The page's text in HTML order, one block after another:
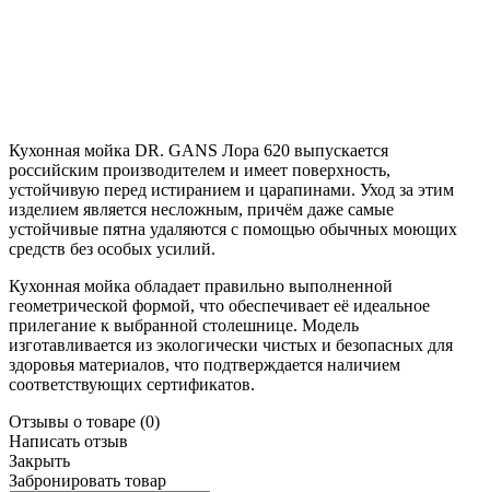
Кухонная мойка DR. GANS Лора 620 выпускается
российским производителем и имеет поверхность,
устойчивую перед истиранием и царапинами. Уход за этим
изделием является несложным, причём даже самые
устойчивые пятна удаляются с помощью обычных моющих
средств без особых усилий.
Кухонная мойка обладает правильно выполненной
геометрической формой, что обеспечивает её идеальное
прилегание к выбранной столешнице. Модель
изготавливается из экологически чистых и безопасных для
здоровья материалов, что подтверждается наличием
соответствующих сертификатов.
Отзывы о товаре (0)
Написать отзыв
Закрыть
Забронировать товар